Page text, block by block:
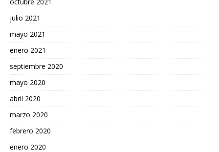
julio 2021
mayo 2021
enero 2021
septiembre 2020
mayo 2020
abril 2020
marzo 2020
febrero 2020
enero 2020